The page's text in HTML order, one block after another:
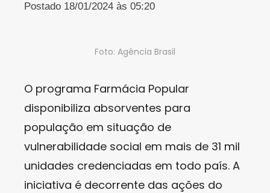
Postado 18/01/2024 às 05:20
Foto: Agência Brasil
O programa Farmácia Popular
disponibiliza absorventes para
população em situação de
vulnerabilidade social em mais de 31 mil
unidades credenciadas em todo país. A
iniciativa é decorrente das ações do